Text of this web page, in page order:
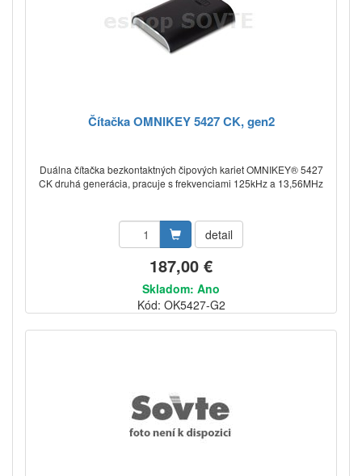
Čítačka OMNIKEY 5427 CK, gen2
Duálna čítačka bezkontaktných čipových kariet OMNIKEY® 5427
CK druhá generácia, pracuje s frekvenciami 125kHz a 13,56MHz
detail
187,00 €
Skladom: Ano
Kód: OK5427-G2